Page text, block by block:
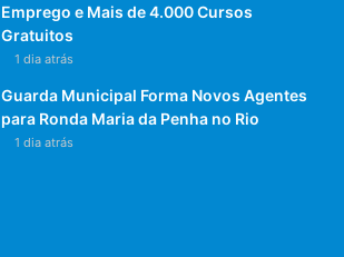
Emprego e Mais de 4.000 Cursos
Gratuitos
1 dia atrás
Guarda Municipal Forma Novos Agentes
para Ronda Maria da Penha no Rio
1 dia atrás